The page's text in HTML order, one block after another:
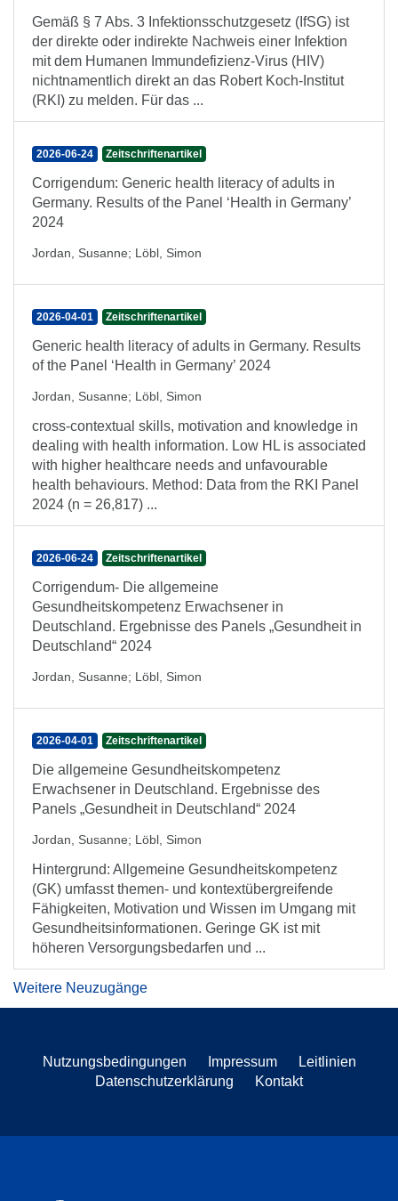
Gemäß § 7 Abs. 3 Infektionsschutzgesetz (IfSG) ist
der direkte oder indirekte Nachweis einer Infektion
mit dem Humanen Immundefizienz-Virus (HIV)
nichtnamentlich direkt an das Robert Koch-Institut
(RKI) zu melden. Für das ...
2026-06-24 Zeitschriftenartikel
Corrigendum: Generic health literacy of adults in
Germany. Results of the Panel ‘Health in Germany’
2024
Jordan, Susanne; Löbl, Simon
2026-04-01 Zeitschriftenartikel
Generic health literacy of adults in Germany. Results
of the Panel ‘Health in Germany’ 2024
Jordan, Susanne; Löbl, Simon
cross-contextual skills, motivation and knowledge in
dealing with health information. Low HL is associated
with higher healthcare needs and unfavourable
health behaviours. Method: Data from the RKI Panel
2024 (n = 26,817) ...
2026-06-24 Zeitschriftenartikel
Corrigendum- Die allgemeine
Gesundheitskompetenz Erwachsener in
Deutschland. Ergebnisse des Panels „Gesundheit in
Deutschland“ 2024
Jordan, Susanne; Löbl, Simon
2026-04-01 Zeitschriftenartikel
Die allgemeine Gesundheitskompetenz
Erwachsener in Deutschland. Ergebnisse des
Panels „Gesundheit in Deutschland“ 2024
Jordan, Susanne; Löbl, Simon
Hintergrund: Allgemeine Gesundheitskompetenz
(GK) umfasst themen- und kontextübergreifende
Fähigkeiten, Motivation und Wissen im Umgang mit
Gesundheitsinformationen. Geringe GK ist mit
höheren Versorgungsbedarfen und ...
Weitere Neuzugänge
Nutzungsbedingungen Impressum
Leitlinien
Datenschutzerklärung
Kontakt